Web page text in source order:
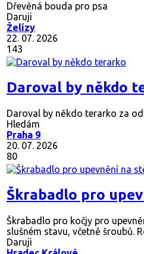
Dřevěná bouda pro psa
Daruji
Želízy
22. 07. 2026
143
Daroval by někdo
Daroval by někdo terarko za
Hledám
Praha 9
20. 07. 2026
80
Škrabadlo pro
Škrabadlo pro kočjy pro
slušném stavu, včetně šroubů.
Daruji